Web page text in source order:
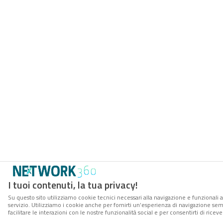
I tuoi contenuti, la tua privacy!
Su questo sito utilizziamo cookie tecnici necessari alla navigazione e funzionali
servizio. Utilizziamo i cookie anche per fornirti un’esperienza di navigazione
facilitare le interazioni con le nostre funzionalità social e per consentirti di